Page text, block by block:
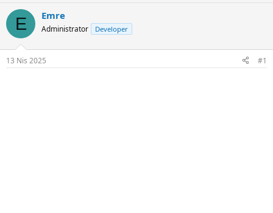
n
u
y
u
B
a
ş
l
n
ı
E Emre
Administrator Developer
13 Nis 2025 #1